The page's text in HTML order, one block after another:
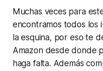
Muchas veces para
encontramos todos los
la esquina, por eso te
Amazon desde donde
haga falta. Además